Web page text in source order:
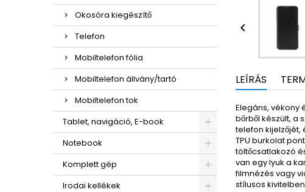
Okosóra kiegészítő
Telefon
Mobiltelefon fólia
Mobiltelefon állvány/tartó
Mobiltelefon tok
Tablet, navigáció, E-book
Notebook
Komplett gép
Irodai kellékek

LEÍRÁS
Elegáns, vékony
bőrből készült, a
telefon kijelzőjét,
TPU burkolat
töltőcsatlakozó
van egy lyuk a
filmnézés vagy
stílusos